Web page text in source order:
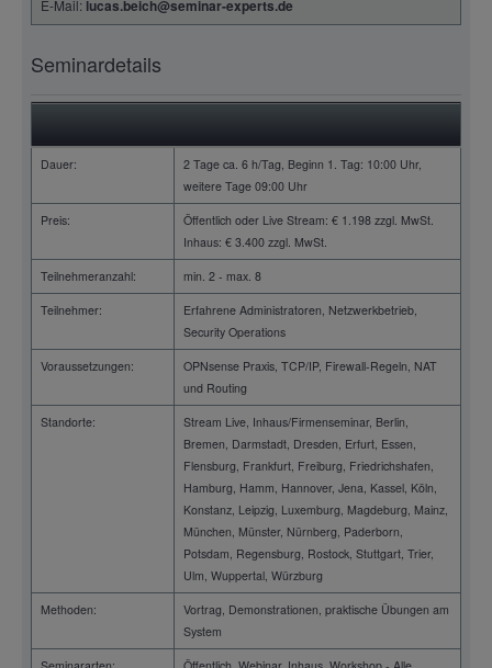
E-Mail: lucas.beich@seminar-experts.de
Seminardetails
Dauer:
2 Tage ca. 6 h/Tag, Beginn 1. Tag: 10:00 Uhr,
weitere Tage 09:00 Uhr
Preis:
Öffentlich oder Live Stream: € 1.198 zzgl. MwSt.
Inhaus: € 3.400 zzgl. MwSt.
Teilnehmeranzahl: min. 2 - max. 8
Teilnehmer:
Erfahrene Administratoren, Netzwerkbetrieb,
Security Operations
Voraussetzungen:
OPNsense Praxis, TCP/IP, Firewall-Regeln, NAT
und Routing
Standorte:
Stream Live, Inhaus/Firmenseminar, Berlin,
Bremen, Darmstadt, Dresden, Erfurt, Essen,
Flensburg, Frankfurt, Freiburg, Friedrichshafen,
Hamburg, Hamm, Hannover, Jena, Kassel, Köln,
Konstanz, Leipzig, Luxemburg, Magdeburg, Mainz,
München, Münster, Nürnberg, Paderborn,
Potsdam, Regensburg, Rostock, Stuttgart, Trier,
Ulm, Wuppertal, Würzburg
Methoden:
Vortrag, Demonstrationen, praktische Übungen am
System